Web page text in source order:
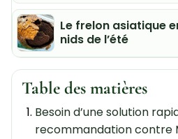
Le frelon asiatique
nids de l’été
Table des matières
Besoin d’une solution
recommandation contre